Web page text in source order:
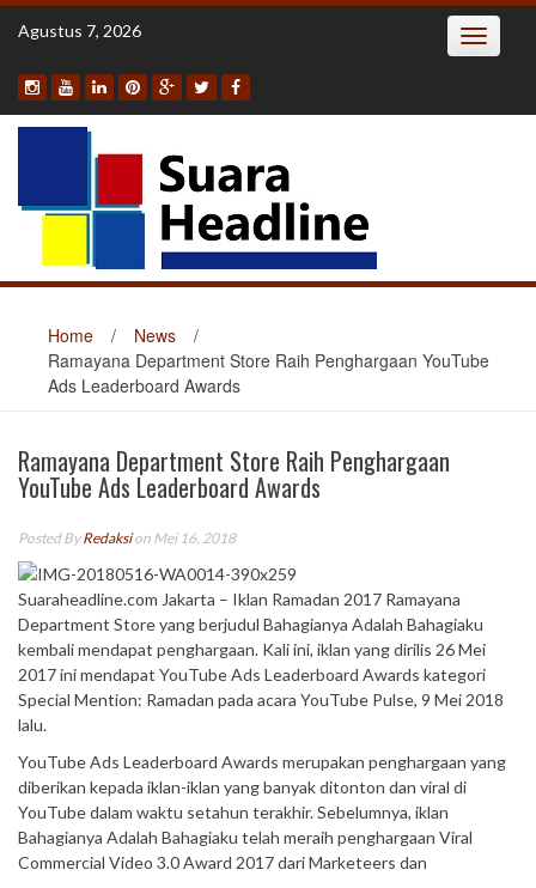
Skip
Agustus 7, 2026 Toggle
Home / News
/
Ramayana Department Store Raih Penghargaan YouTube
Ads Leaderboard Awards
Ramayana Department Store Raih Penghargaan
YouTube Ads Leaderboard Awards
Posted ByRedaksion Mei 16, 2018
Suaraheadline.com Jakarta – Iklan Ramadan 2017 Ramayana
Department Store yang berjudul Bahagianya Adalah Bahagiaku
kembali mendapat penghargaan. Kali ini, iklan yang dirilis 26 Mei
2017 ini mendapat YouTube Ads Leaderboard Awards kategori
Special Mention: Ramadan pada acara YouTube Pulse, 9 Mei 2018
lalu.
YouTube Ads Leaderboard Awards merupakan penghargaan yang
diberikan kepada iklan-iklan yang banyak ditonton dan viral di
YouTube dalam waktu setahun terakhir. Sebelumnya, iklan
Bahagianya Adalah Bahagiaku telah meraih penghargaan Viral
Commercial Video 3.0 Award 2017 dari Marketeers dan